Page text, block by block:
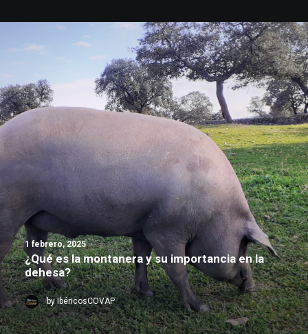
1 febrero, 2025
¿Qué es la montanera y su importancia en la
dehesa?
by IbéricosCOVAP